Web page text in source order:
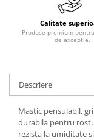
Calitate
Produse premium
de exceptie.
Descriere
Mastic pensulabil,
durabila pentru
rezista la umiditate